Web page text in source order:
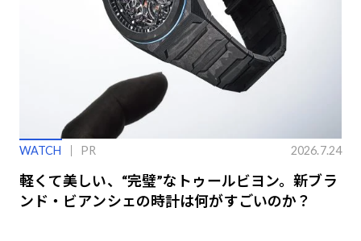
WATCH PR 2026.7.24
軽くて美しい、“完璧”なトゥールビヨン。新ブラ
ンド・ビアンシェの時計は何がすごいのか？